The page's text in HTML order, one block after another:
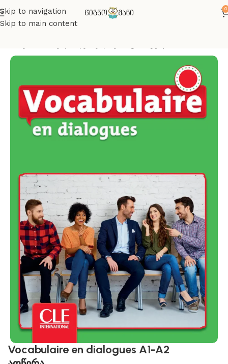
Skip to navigation
Skip to main content
0
Vocabulaire en dialogues A1-A2